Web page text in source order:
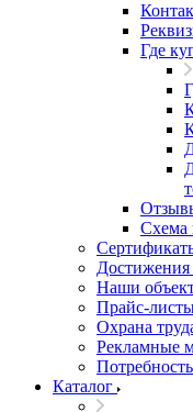
Где
Схема
Наши
Прайс-
Охрана
Рекламные
Каталог